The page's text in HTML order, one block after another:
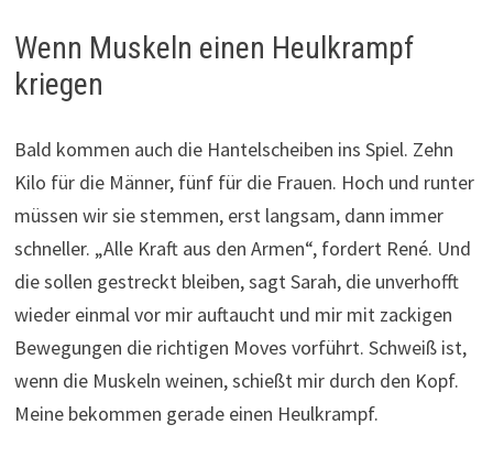
Wenn Muskeln einen Heulkrampf
kriegen
Bald kommen auch die Hantelscheiben ins Spiel. Zehn
Kilo für die Männer, fünf für die Frauen. Hoch und runter
müssen wir sie stemmen, erst langsam, dann immer
schneller. „Alle Kraft aus den Armen“, fordert René. Und
die sollen gestreckt bleiben, sagt Sarah, die unverhofft
wieder einmal vor mir auftaucht und mir mit zackigen
Bewegungen die richtigen Moves vorführt. Schweiß ist,
wenn die Muskeln weinen, schießt mir durch den Kopf.
Meine bekommen gerade einen Heulkrampf.